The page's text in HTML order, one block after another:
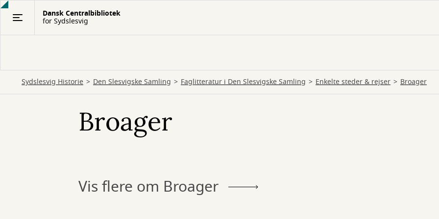
Gå
Dansk Centralbibliotek
for Sydslesvig
Sydslesvig Historie Den Slesvigske Samling Faglitteratur i Den Slesvigske Samling Enkelte steder & rejser Broager
Broager
Vis flere om Broager